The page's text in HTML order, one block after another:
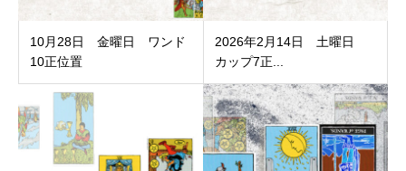
10月28日 金曜日 ワンド
10正位置
2026年2月14日 土曜日
カップ7正...